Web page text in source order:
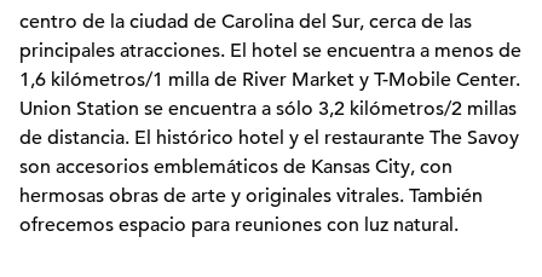
centro de la ciudad de Carolina del Sur, cerca de las
principales atracciones. El hotel se encuentra a menos de
1,6 kilómetros/1 milla de River Market y T-Mobile Center.
Union Station se encuentra a sólo 3,2 kilómetros/2 millas
de distancia. El histórico hotel y el restaurante The Savoy
son accesorios emblemáticos de Kansas City, con
hermosas obras de arte y originales vitrales. También
ofrecemos espacio para reuniones con luz natural.